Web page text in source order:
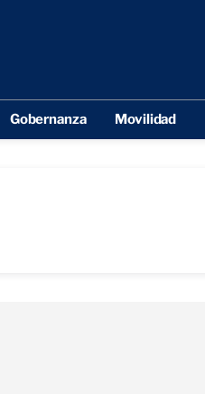
Gobernanza Movilidad